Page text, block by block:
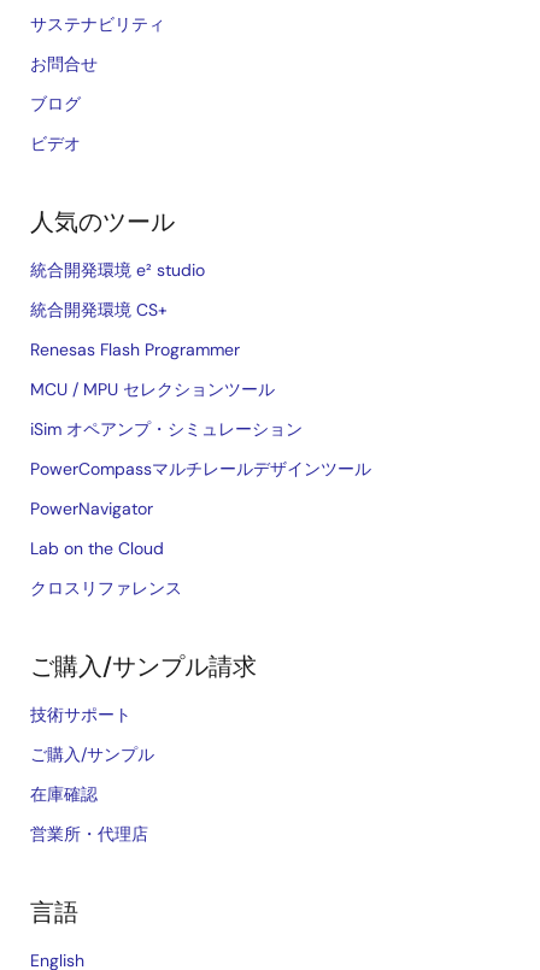
サステナビリティ
お問合せ
ブログ
ビデオ
人気のツール
統合開発環境 e² studio
統合開発環境 CS+
Renesas Flash Programmer
MCU / MPU セレクションツール
iSim オペアンプ・シミュレーション
PowerCompassマルチレールデザインツール
PowerNavigator
Lab on the Cloud
クロスリファレンス
ご購入/サンプル請求
技術サポート
ご購入/サンプル
在庫確認
営業所・代理店
言語
English